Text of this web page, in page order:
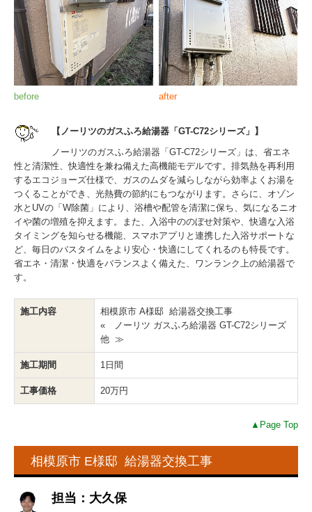
before after
【ノーリツのガスふろ給湯器「GT-C72シリーズ」】
ノーリツのガスふろ給湯器「GT-C72シリーズ」は、省エネ
性と清潔性、快適性を兼ね備えた高機能モデルです。排気熱を再利用
するエコジョーズ仕様で、ガスのムダを減らしながら効率よくお湯を
つくることができ、光熱費の節約にもつながります。さらに、オゾン
水とUVの「W除菌」により、浴槽や配管を清潔に保ち、気になるニオ
イや菌の増殖を抑えます。また、入浴中ののぼせ対策や、快適な入浴
タイミングを知らせる機能、スマホアプリと連携した入浴サポートな
ど、毎日のバスタイムをより安心・快適にしてくれるのも特長です。
省エネ・清潔・快適をバランスよく備えた、ワンランク上の給湯器で
す。
施工内容
相模原市 A様邸 給湯器交換工事
« ノーリツ ガスふろ給湯器 GT-C72シリーズ
他 ≫
施工期間 1日間
工事価格 20万円
▲Page Top
相模原市 E様邸 給湯器交換工事
担当：大久保